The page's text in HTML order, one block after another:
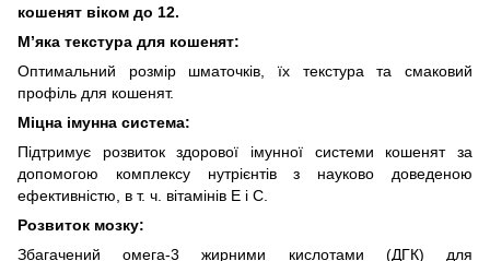
кошенят віком до 12.
М’яка текстура для кошенят:
Оптимальний розмір шматочків, їх текстура та смаковий
профіль для кошенят.
Міцна імунна система:
Підтримує розвиток здорової імунної системи кошенят за
допомогою комплексу нутрієнтів з науково доведеною
ефективністю, в т. ч. вітамінів Е і С.
Розвиток мозку:
Збагачений омега-3 жирними кислотами (ДГК) для